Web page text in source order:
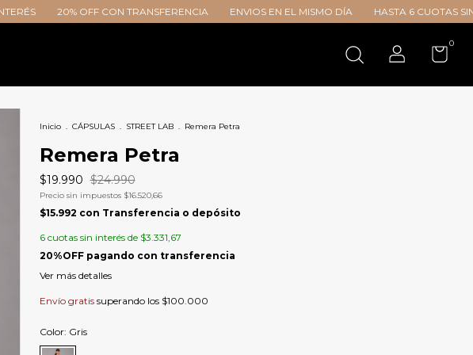
CON TRANSFERENCIA ENVIOS EN EL MISMO DÍA HASTA 6 CUOTAS SIN INTERÉS
0
Inicio . CÁPSULAS . STREET LAB . Remera Petra
Remera Petra
$19.990 $24.990
Precio sin impuestos $16.520,66
$15.992 con Transferencia o depósito
6 cuotas sin interés de $3.331,67
Ver más detalles
Envío gratis superando los $100.000
Color: Gris